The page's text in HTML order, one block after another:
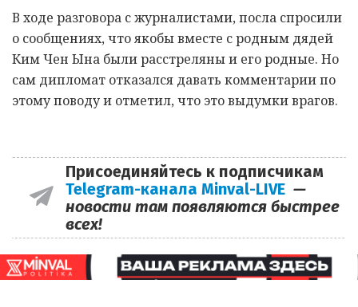
В ходе разговора с журналистами, посла спросили
о сообщениях, что якобы вместе с родным дядей
Ким Чен Ына были расстреляны и его родные. Но
сам дипломат отказался давать комментарии по
этому поводу и отметил, что это выдумки врагов.
Присоединяйтесь к подписчикам
Telegram-канала Minval-LIVE —
новости там появляются быстрее
всех!